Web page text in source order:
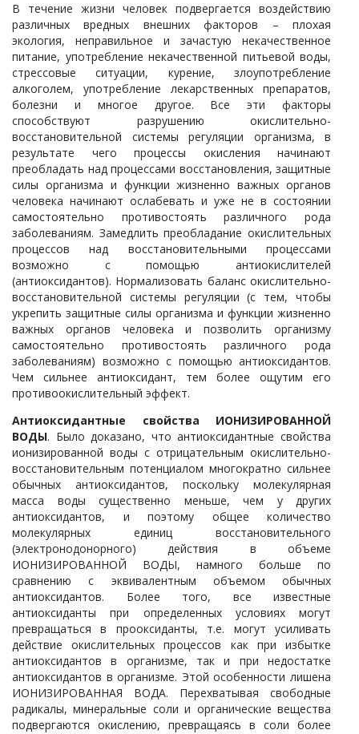
В течение жизни человек подвергается воздействию
различных вредных внешних факторов – плохая
экология, неправильное и зачастую некачественное
питание, употребление некачественной питьевой воды,
стрессовые ситуации, курение, злоупотребление
алкоголем, употребление лекарственных препаратов,
болезни и многое другое. Все эти факторы
способствуют разрушению окислительно-
восстановительной системы регуляции организма, в
результате чего процессы окисления начинают
преобладать над процессами восстановления, защитные
силы организма и функции жизненно важных органов
человека начинают ослабевать и уже не в состоянии
самостоятельно противостоять различного рода
заболеваниям. Замедлить преобладание окислительных
процессов над восстановительными процессами
возможно с помощью антиокислителей
(антиоксидантов). Нормализовать баланс окислительно-
восстановительной системы регуляции (с тем, чтобы
укрепить защитные силы организма и функции жизненно
важных органов человека и позволить организму
самостоятельно противостоять различного рода
заболеваниям) возможно с помощью антиоксидантов.
Чем сильнее антиоксидант, тем более ощутим его
противоокислительный эффект.
Антиоксидантные свойства ИОНИЗИРОВАННОЙ
ВОДЫ. Было доказано, что антиоксидантные свойства
ионизированной воды с отрицательным окислительно-
восстановительным потенциалом многократно сильнее
обычных антиоксидантов, поскольку молекулярная
масса воды существенно меньше, чем у других
антиоксидантов, и поэтому общее количество
молекулярных единиц восстановительного
(электронодонорного) действия в объеме
ИОНИЗИРОВАННОЙ ВОДЫ, намного больше по
сравнению с эквивалентным объемом обычных
антиоксидантов. Более того, все известные
антиоксиданты при определенных условиях могут
превращаться в прооксиданты, т.е. могут усиливать
действие окислительных процессов как при избытке
антиоксидантов в организме, так и при недостатке
антиоксидантов в организме. Этой особенности лишeна
ИОНИЗИРОВАННАЯ ВОДА. Перехватывая свободные
радикалы, минеральные соли и органические вещества
подвергаются окислению, превращаясь в соли более